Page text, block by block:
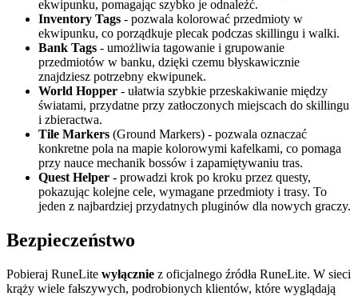
ekwipunku, pomagając szybko je odnaleźć.
Inventory Tags - pozwala kolorować przedmioty w
ekwipunku, co porządkuje plecak podczas skillingu i walki.
Bank Tags - umożliwia tagowanie i grupowanie
przedmiotów w banku, dzięki czemu błyskawicznie
znajdziesz potrzebny ekwipunek.
World Hopper - ułatwia szybkie przeskakiwanie między
światami, przydatne przy zatłoczonych miejscach do skillingu
i zbieractwa.
Tile Markers (Ground Markers) - pozwala oznaczać
konkretne pola na mapie kolorowymi kafelkami, co pomaga
przy nauce mechanik bossów i zapamiętywaniu tras.
Quest Helper - prowadzi krok po kroku przez questy,
pokazując kolejne cele, wymagane przedmioty i trasy. To
jeden z najbardziej przydatnych pluginów dla nowych graczy.
Bezpieczeństwo
Pobieraj RuneLite wyłącznie z oficjalnego źródła RuneLite. W sieci
krąży wiele fałszywych, podrobionych klientów, które wyglądają